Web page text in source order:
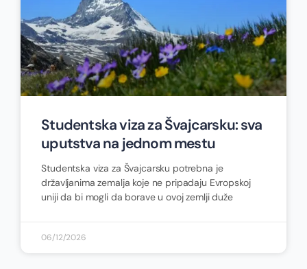
Studentska viza za Švajcarsku: sva
uputstva na jednom mestu
Studentska viza za Švajcarsku potrebna je
državljanima zemalja koje ne pripadaju Evropskoj
uniji da bi mogli da borave u ovoj zemlji duže
06/12/2026